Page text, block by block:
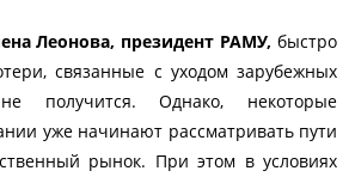
Леонова, президент РАМУ, быстро
связанные с уходом зарубежных
не получится. Однако, некоторые
уже начинают рассматривать пути
рынок. При этом в условиях